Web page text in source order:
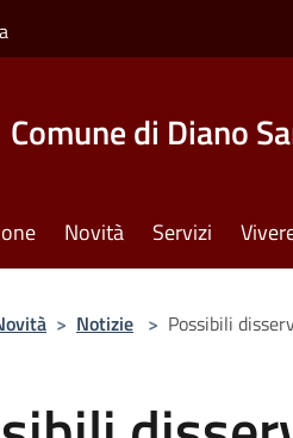
Comune di Diano
Novità Servizi
> Notizie > Possibili